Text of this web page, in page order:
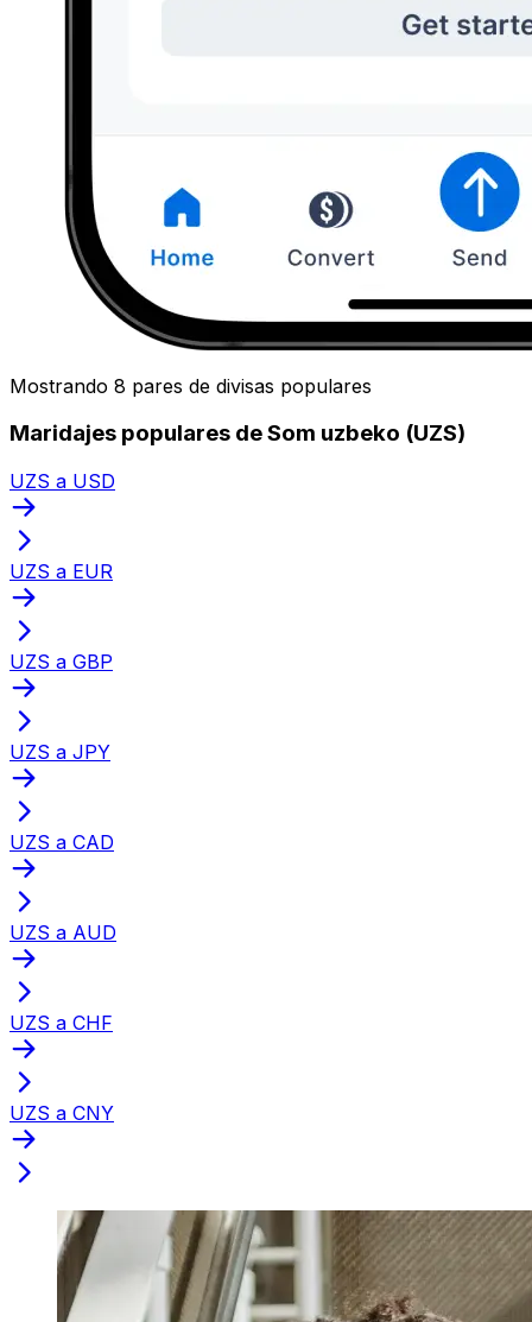
Mostrando 8 pares de divisas populares
Maridajes populares de Som uzbeko (UZS)
UZS a USD
UZS a EUR
UZS a GBP
UZS a JPY
UZS a CAD
UZS a AUD
UZS a CHF
UZS a CNY